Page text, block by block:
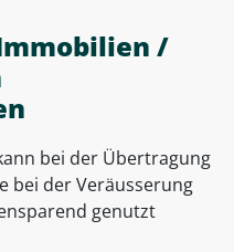
/
bei der Übertragung
bei der Veräusserung
genutzt